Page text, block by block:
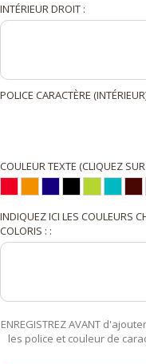
INTÉRIEUR DROIT :
POLICE CARACTÈRE
COULEUR TEXTE (CLIQUEZ
INDIQUEZ ICI LES COULEURS
COLORIS : :
ENREGISTREZ AVANT
les police et couleur de